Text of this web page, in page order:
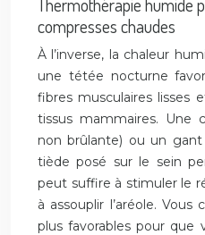
compresses chaudes
À l’inverse, la chaleur
une tétée nocturne
fibres musculaires lisses
tissus mammaires. Une
non brûlante) ou un
tiède posé sur le sein
peut suffire à stimuler le
à assouplir l’aréole.
plus favorables pour que